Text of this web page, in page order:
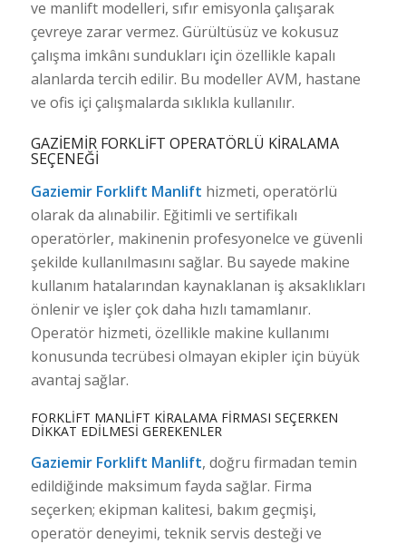
ve manlift modelleri, sıfır emisyonla çalışarak
çevreye zarar vermez. Gürültüsüz ve kokusuz
çalışma imkânı sundukları için özellikle kapalı
alanlarda tercih edilir. Bu modeller AVM, hastane
ve ofis içi çalışmalarda sıklıkla kullanılır.
GAZIEMIR FORKLIFT OPERATÖRLÜ KIRALAMA
SEÇENEĞI
Gaziemir Forklift Manlift hizmeti, operatörlü
olarak da alınabilir. Eğitimli ve sertifikalı
operatörler, makinenin profesyonelce ve güvenli
şekilde kullanılmasını sağlar. Bu sayede makine
kullanım hatalarından kaynaklanan iş aksaklıkları
önlenir ve işler çok daha hızlı tamamlanır.
Operatör hizmeti, özellikle makine kullanımı
konusunda tecrübesi olmayan ekipler için büyük
avantaj sağlar.
FORKLIFT MANLIFT KIRALAMA FIRMASI SEÇERKEN
DIKKAT EDILMESI GEREKENLER
Gaziemir Forklift Manlift, doğru firmadan temin
edildiğinde maksimum fayda sağlar. Firma
seçerken; ekipman kalitesi, bakım geçmişi,
operatör deneyimi, teknik servis desteği ve